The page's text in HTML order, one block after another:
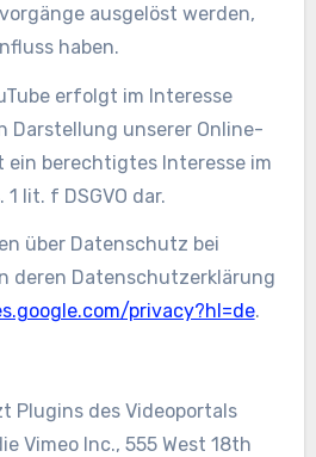
ausgelöst werden,
haben.
erfolgt im Interesse
Darstellung unserer Online-
ein berechtigtes Interesse im
lit. f DSGVO dar.
über Datenschutz bei
deren Datenschutzerklärung
privacy?hl=de.
Plugins des Videoportals
Vimeo Inc., 555 West 18th